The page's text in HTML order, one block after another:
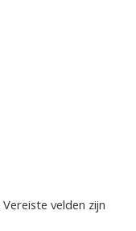
Vereiste velden zijn